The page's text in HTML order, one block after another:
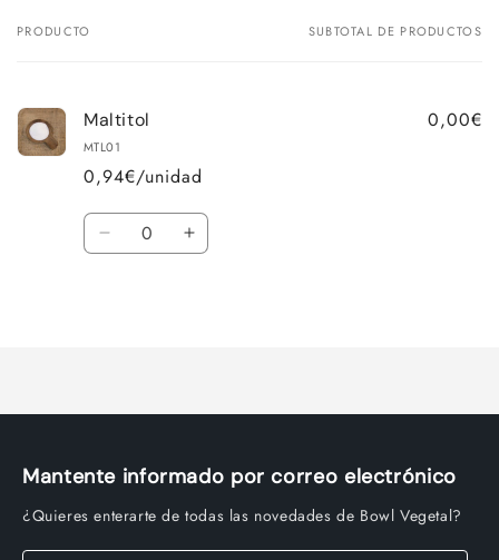
Tu
PRODUCTO SUBTOTAL DE PRODUCTOS
Maltitol
MTL01
0,94€/unidad
0,00€
Cantidad
Reducir
Aumentar
Mantente informado por correo electrónico
¿Quieres enterarte de todas las novedades de Bowl Vegetal?